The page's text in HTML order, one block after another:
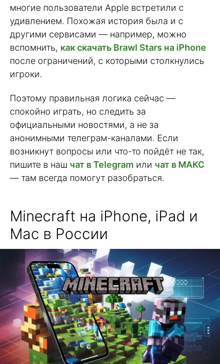
многие пользователи Apple встретили с
удивлением. Похожая история была и с
другими сервисами — например, можно
вспомнить, как скачать Brawl Stars на iPhone
после ограничений, с которыми столкнулись
игроки.
Поэтому правильная логика сейчас —
спокойно играть, но следить за
официальными новостями, а не за
анонимными телеграм-каналами. Если
возникнут вопросы или что-то пойдёт не так,
пишите в наш чат в Telegram или чат в МАКС
— там всегда помогут разобраться.
Minecraft на iPhone, iPad и
Mac в России